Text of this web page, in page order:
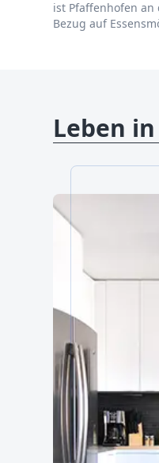
ist Pfaffenhofen
Bezug auf
Leben